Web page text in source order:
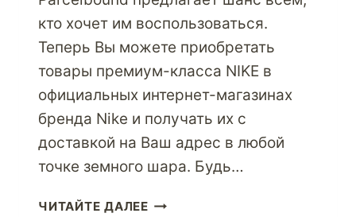
кто хочет им воспользоваться.
Теперь Вы можете приобретать
товары премиум-класса NIKE в
официальных интернет-магазинах
бренда Nike и получать их с
доставкой на Ваш адрес в любой
точке земного шара. Будь…
ЧИТАЙТЕ ДАЛЕЕМАГАЗИН